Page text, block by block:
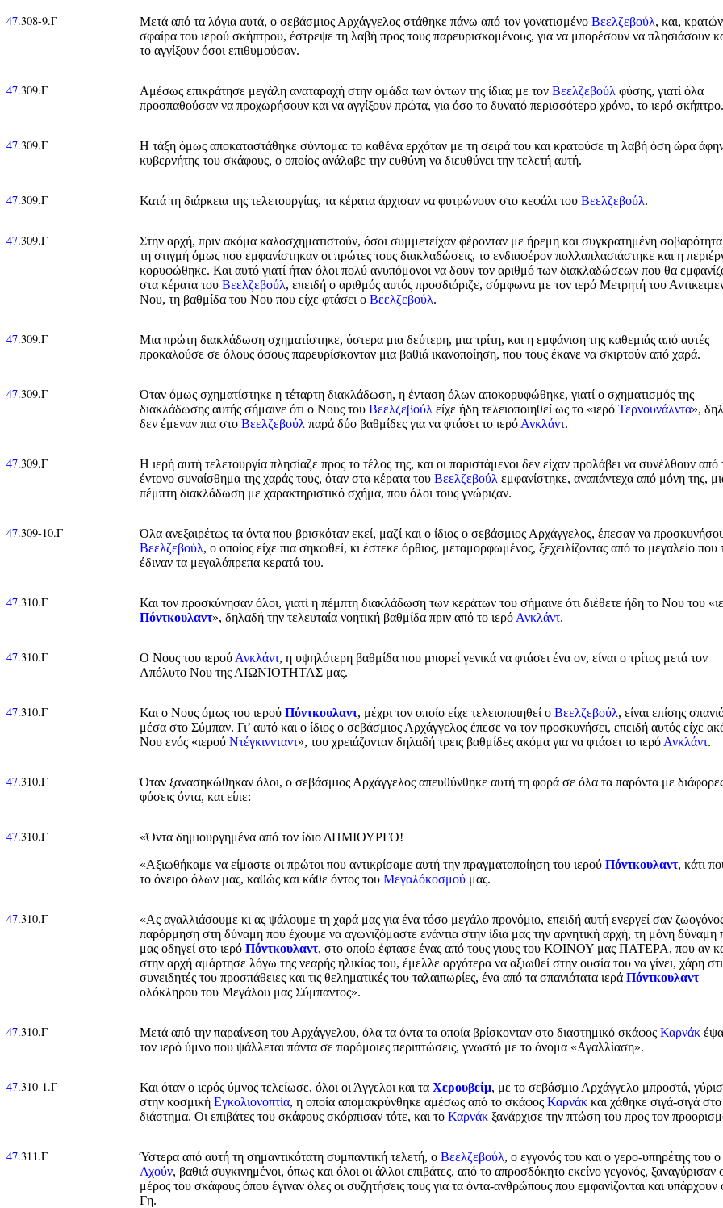
47.308-9.Γ Μετά από τα λόγια αυτά, ο σεβάσμιος Αρχάγγελος στάθηκε πάνω από τον γονατισμένο Βεελζεβούλ, και,
σφαίρα του ιερού σκήπτρου, έστρεψε τη λαβή προς τους παρευρισκομένους, για να μπορέσουν να πλησιάσουν
το αγγίξουν όσοι επιθυμούσαν.
47.309.Γ Αμέσως επικράτησε μεγάλη αναταραχή στην ομάδα των όντων της ίδιας με τον Βεελζεβούλ φύσης, γιατί όλα
προσπαθούσαν να προχωρήσουν και να αγγίξουν πρώτα, για όσο το δυνατό περισσότερο χρόνο, το ιερό σκήπτρο.
47.309.Γ
Η τάξη όμως αποκαταστάθηκε σύντομα: το καθένα ερχόταν με τη σειρά του και κρατούσε τη λαβή όση ώρα
κυβερνήτης του σκάφους, ο οποίος ανάλαβε την ευθύνη να διευθύνει την τελετή αυτή.
47.309.Γ Κατά τη διάρκεια της τελετουργίας, τα κέρατα άρχισαν να φυτρώνουν στο κεφάλι του Βεελζεβούλ.
47.309.Γ
Στην αρχή, πριν ακόμα καλοσχηματιστούν, όσοι συμμετείχαν φέρονταν με ήρεμη και συγκρατημένη
τη στιγμή όμως που εμφανίστηκαν οι πρώτες τους διακλαδώσεις, το ενδιαφέρον πολλαπλασιάστηκε και η
κορυφώθηκε. Και αυτό γιατί ήταν όλοι πολύ ανυπόμονοι να δουν τον αριθμό των διακλαδώσεων που θα
στα κέρατα του Βεελζεβούλ, επειδή ο αριθμός αυτός προσδιόριζε, σύμφωνα με τον ιερό Μετρητή του
Νου, τη βαθμίδα του Νου που είχε φτάσει ο Βεελζεβούλ.
47.309.Γ
Μια πρώτη διακλάδωση σχηματίστηκε, ύστερα μια δεύτερη, μια τρίτη, και η εμφάνιση της καθεμιάς από αυτές
προκαλούσε σε όλους όσους παρευρίσκονταν μια βαθιά ικανοποίηση, που τους έκανε να σκιρτούν από χαρά.
47.309.Γ
Όταν όμως σχηματίστηκε η τέταρτη διακλάδωση, η ένταση όλων αποκορυφώθηκε, γιατί ο σχηματισμός της
διακλάδωσης αυτής σήμαινε ότι ο Νους του Βεελζεβούλ είχε ήδη τελειοποιηθεί ως το «ιερό Τερνουνάλντα»,
δεν έμεναν πια στο Βεελζεβούλ παρά δύο βαθμίδες για να φτάσει το ιερό Ανκλάντ.
47.309.Γ
Η ιερή αυτή τελετουργία πλησίαζε προς το τέλος της, και οι παριστάμενοι δεν είχαν προλάβει να συνέλθουν από
έντονο συναίσθημα της χαράς τους, όταν στα κέρατα του Βεελζεβούλ εμφανίστηκε, αναπάντεχα από μόνη της,
πέμπτη διακλάδωση με χαρακτηριστικό σχήμα, που όλοι τους γνώριζαν.
47.309-10.Γ
Όλα ανεξαιρέτως τα όντα που βρισκόταν εκεί, μαζί και ο ίδιος ο σεβάσμιος Αρχάγγελος, έπεσαν να
Βεελζεβούλ, ο οποίος είχε πια σηκωθεί, κι έστεκε όρθιος, μεταμορφωμένος, ξεχειλίζοντας από το μεγαλείο που
έδιναν τα μεγαλόπρεπα κερατά του.
47.310.Γ
Και τον προσκύνησαν όλοι, γιατί η πέμπτη διακλάδωση των κεράτων του σήμαινε ότι διέθετε ήδη το Νου του
Πόντκουλαντ», δηλαδή την τελευταία νοητική βαθμίδα πριν από το ιερό Ανκλάντ.
47.310.Γ Ο Νους του ιερού Ανκλάντ, η υψηλότερη βαθμίδα που μπορεί γενικά να φτάσει ένα ον, είναι ο τρίτος μετά τον
Απόλυτο Νου της ΑΙΩΝΙΟΤΗΤΑΣ μας.
47.310.Γ Και ο Νους όμως του ιερού Πόντκουλαντ, μέχρι τον οποίο είχε τελειοποιηθεί ο Βεελζεβούλ, είναι επίσης
μέσα στο Σύμπαν. Γι’ αυτό και ο ίδιος ο σεβάσμιος Αρχάγγελος έπεσε να τον προσκυνήσει, επειδή αυτός είχε
Νου ενός «ιερού Ντέγκιννταντ», του χρειάζονταν δηλαδή τρεις βαθμίδες ακόμα για να φτάσει το ιερό Ανκλάντ.
47.310.Γ
Όταν ξανασηκώθηκαν όλοι, ο σεβάσμιος Αρχάγγελος απευθύνθηκε αυτή τη φορά σε όλα τα παρόντα με
φύσεις όντα, και είπε:
47.310.Γ
«Όντα δημιουργημένα από τον ίδιο ΔΗΜΙΟΥΡΓΟ!
«Αξιωθήκαμε να είμαστε οι πρώτοι που αντικρίσαμε αυτή την πραγματοποίηση του ιερού Πόντκουλαντ, κάτι
το όνειρο όλων μας, καθώς και κάθε όντος του Μεγαλόκοσμού μας.
47.310.Γ
«Ας αγαλλιάσουμε κι ας ψάλουμε τη χαρά μας για ένα τόσο μεγάλο προνόμιο, επειδή αυτή ενεργεί σαν
παρόρμηση στη δύναμη που έχουμε να αγωνιζόμαστε ενάντια στην ίδια μας την αρνητική αρχή, τη μόνη δύναμη
μας οδηγεί στο ιερό Πόντκουλαντ, στο οποίο έφτασε ένας από τους γιους του ΚΟΙΝΟΥ μας ΠΑΤΕΡΑ, που αν
στην αρχή αμάρτησε λόγω της νεαρής ηλικίας του, έμελλε αργότερα να αξιωθεί στην ουσία του να γίνει, χάρη
συνειδητές του προσπάθειες και τις θεληματικές του ταλαιπωρίες, ένα από τα σπανιότατα ιερά Πόντκουλαντ
ολόκληρου του Μεγάλου μας Σύμπαντος».
47.310.Γ Μετά από την παραίνεση του Αρχάγγελου, όλα τα όντα τα οποία βρίσκονταν στο διαστημικό σκάφος Καρνάκ
τον ιερό ύμνο που ψάλλεται πάντα σε παρόμοιες περιπτώσεις, γνωστό με το όνομα «Αγαλλίαση».
47.310-1.Γ Και όταν ο ιερός ύμνος τελείωσε, όλοι οι Άγγελοι και τα Χερουβείμ, με το σεβάσμιο Αρχάγγελο μπροστά,
στην κοσμική Εγκολιονοπτία, η οποία απομακρύνθηκε αμέσως από το σκάφος Καρνάκ και χάθηκε σιγά-σιγά στο
διάστημα. Οι επιβάτες του σκάφους σκόρπισαν τότε, και το Καρνάκ ξανάρχισε την πτώση του προς τον
47.311.Γ Ύστερα από αυτή τη σημαντικότατη συμπαντική τελετή, ο Βεελζεβούλ, ο εγγονός του και ο γερο-υπηρέτης του ο
Αχούν, βαθιά συγκινημένοι, όπως και όλοι οι άλλοι επιβάτες, από το απροσδόκητο εκείνο γεγονός, ξαναγύρισαν
μέρος του σκάφους όπου έγιναν όλες οι συζητήσεις τους για τα όντα-ανθρώπους που εμφανίζονται και υπάρχουν
Γη.